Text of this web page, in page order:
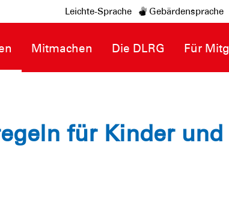
Leichte-Sprache Gebärdensprache
Mitmachen Die DLRG Für
für Kinder und